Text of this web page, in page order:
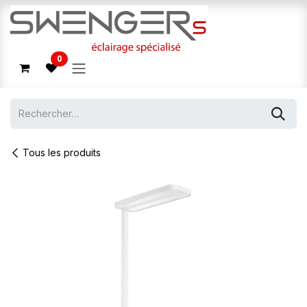
Se rendre au contenu
0
Tous les produits